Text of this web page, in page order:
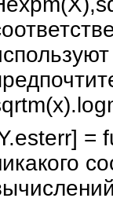
=